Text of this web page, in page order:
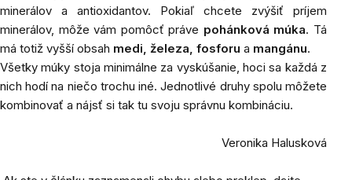
minerálov a antioxidantov. Pokiaľ chcete zvýšiť príjem
minerálov, môže vám pomôcť práve pohánková múka. Tá
má totiž vyšší obsah medi, železa, fosforu a mangánu.
Všetky múky stoja minimálne za vyskúšanie, hoci sa každá z
nich hodí na niečo trochu iné. Jednotlivé druhy spolu môžete
kombinovať a nájsť si tak tu svoju správnu kombináciu.
Veronika Halusková